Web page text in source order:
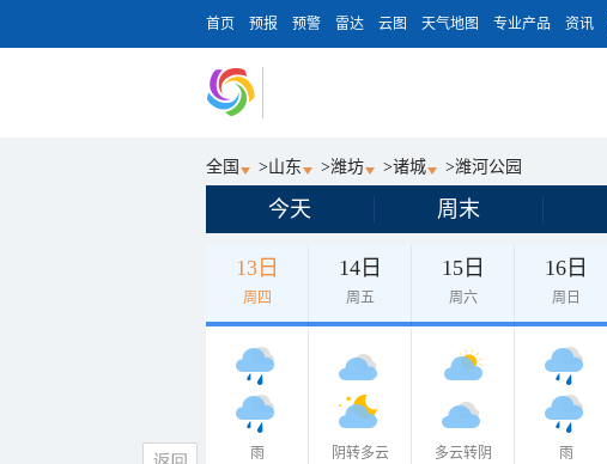
首页 预报 预警 雷达 云图 天气地图 专业产品 资讯
全国 >山东 >潍坊 >诸城 >潍河公园
今天 周末
13日
周四
14日
周五
15日
周六
16日
周日
雨 阴转多云 多云转阴 雨